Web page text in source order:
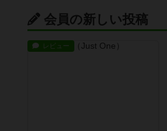
会員の新しい投稿
レビュー